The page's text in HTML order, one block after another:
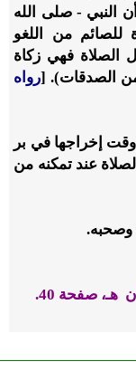
النبي - صلى الله
من اللغو
الصلاة فهي زكاة
من الصدقات). [رواه
وقت إخراجها في بر
عند تمكنه من
وصحبه.